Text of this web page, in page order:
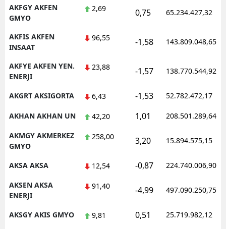
AKFGY AKFEN
GMYO
2,69 0,75 65.234.427,32
AKFIS AKFEN
INSAAT
96,55 -1,58 143.809.048,65
AKFYE AKFEN YEN.
ENERJI
23,88 -1,57 138.770.544,92
AKGRT AKSIGORTA 6,43 -1,53 52.782.472,17
AKHAN AKHAN UN 42,20 1,01 208.501.289,64
AKMGY AKMERKEZ
GMYO
258,00 3,20 15.894.575,15
AKSA AKSA 12,54 -0,87 224.740.006,90
AKSEN AKSA
ENERJI
91,40 -4,99 497.090.250,75
AKSGY AKIS GMYO 9,81 0,51 25.719.982,12